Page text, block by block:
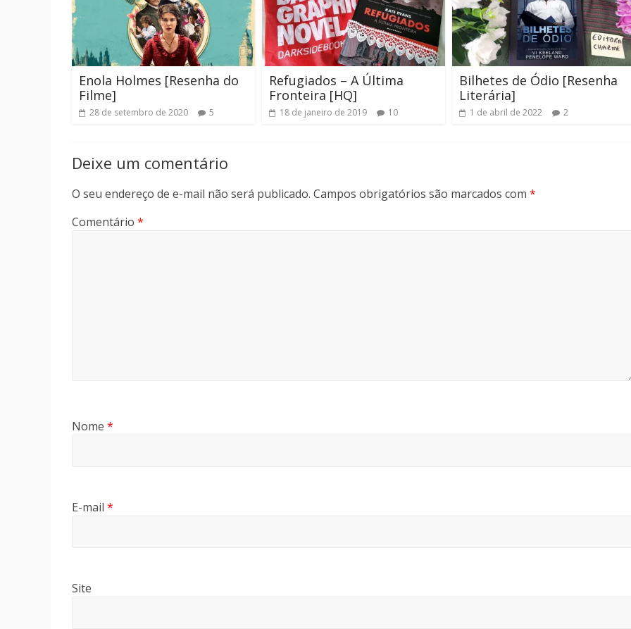
Enola Holmes [Resenha do
Filme]
28 de setembro de 2020 5
Refugiados – A Última
Fronteira [HQ]
18 de janeiro de 2019 10
Bilhetes de Ódio [Resenha
Literária]
1 de abril de 2022 2
Deixe um comentário
O seu endereço de e-mail não será publicado. Campos obrigatórios são marcados com *
Comentário *
Nome *
E-mail *
Site